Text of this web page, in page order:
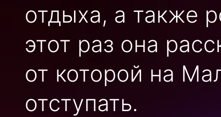
отдыха, а также
этот раз она
от которой на
отступать.